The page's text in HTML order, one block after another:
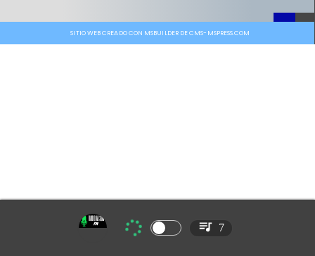
SITIO WEB CREADO CON MSBUILDER DE CMS-MSPRESS.COM
7